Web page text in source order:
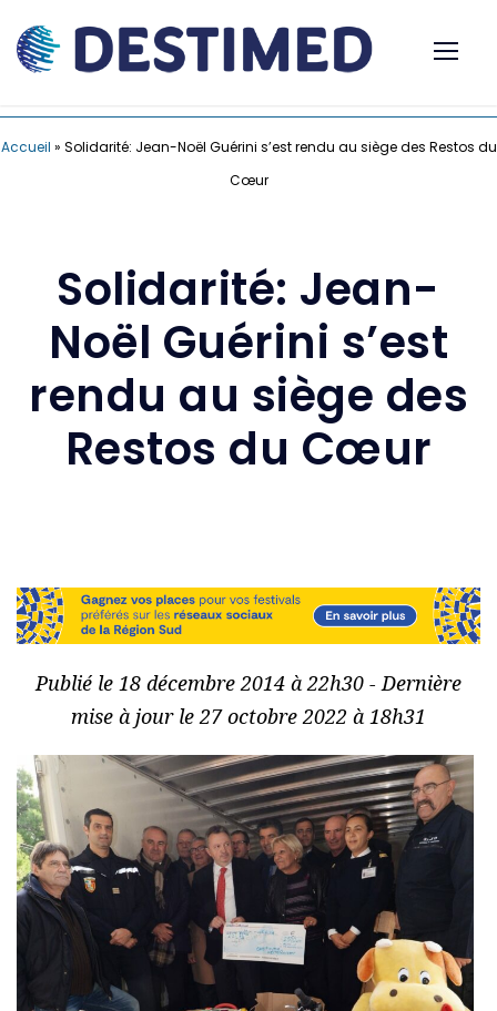
Accueil » Solidarité: Jean-Noël Guérini s’est rendu au siège des Restos du
Cœur
Solidarité: Jean-
Noël Guérini s’est
rendu au siège des
Restos du Cœur
Publié le 18 décembre 2014 à 22h30 - Dernière
mise à jour le 27 octobre 2022 à 18h31